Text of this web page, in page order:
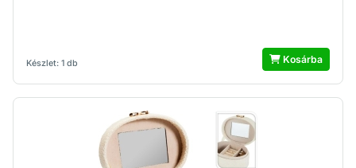
Készlet: 1 db Kosárba